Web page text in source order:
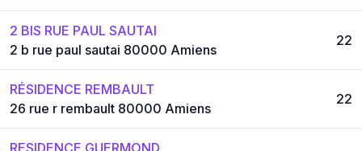
2 BIS RUE PAUL SAUTAI
2 b rue paul sautai 80000 Amiens
22
RÉSIDENCE REMBAULT
26 rue r rembault 80000 Amiens
22
RESIDENCE GUERMOND